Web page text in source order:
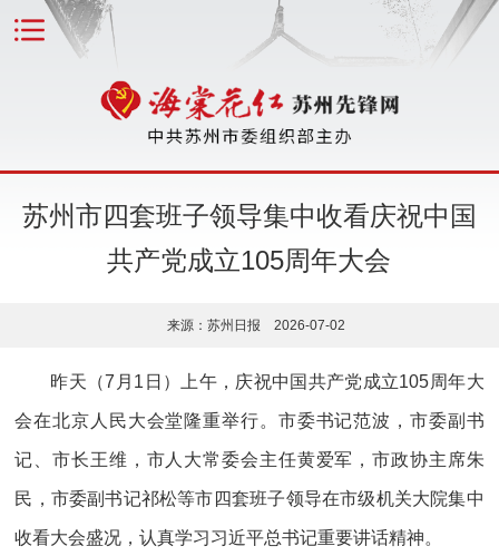
苏州市四套班子领导集中收看庆祝中国
共产党成立105周年大会
来源：苏州日报 2026-07-02
昨天（7月1日）上午，庆祝中国共产党成立105周年大
会在北京人民大会堂隆重举行。市委书记范波，市委副书
记、市长王维，市人大常委会主任黄爱军，市政协主席朱
民，市委副书记祁松等市四套班子领导在市级机关大院集中
收看大会盛况，认真学习习近平总书记重要讲话精神。